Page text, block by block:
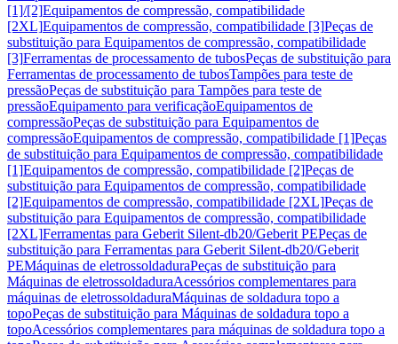
[1]/[2]Equipamentos de compressão, compatibilidade
[2XL]Equipamentos de compressão, compatibilidade [3]Peças de
substituição para Equipamentos de compressão, compatibilidade
[3]Ferramentas de processamento de tubosPeças de substituição para
Ferramentas de processamento de tubosTampões para teste de
pressãoPeças de substituição para Tampões para teste de
pressãoEquipamento para verificaçãoEquipamentos de
compressãoPeças de substituição para Equipamentos de
compressãoEquipamentos de compressão, compatibilidade [1]Peças
de substituição para Equipamentos de compressão, compatibilidade
[1]Equipamentos de compressão, compatibilidade [2]Peças de
substituição para Equipamentos de compressão, compatibilidade
[2]Equipamentos de compressão, compatibilidade [2XL]Peças de
substituição para Equipamentos de compressão, compatibilidade
[2XL]Ferramentas para Geberit Silent-db20/Geberit PEPeças de
substituição para Ferramentas para Geberit Silent-db20/Geberit
PEMáquinas de eletrossoldaduraPeças de substituição para
Máquinas de eletrossoldaduraAcessórios complementares para
máquinas de eletrossoldaduraMáquinas de soldadura topo a
topoPeças de substituição para Máquinas de soldadura topo a
topoAcessórios complementares para máquinas de soldadura topo a